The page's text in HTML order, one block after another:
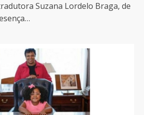
Suzana Lordelo Braga, de